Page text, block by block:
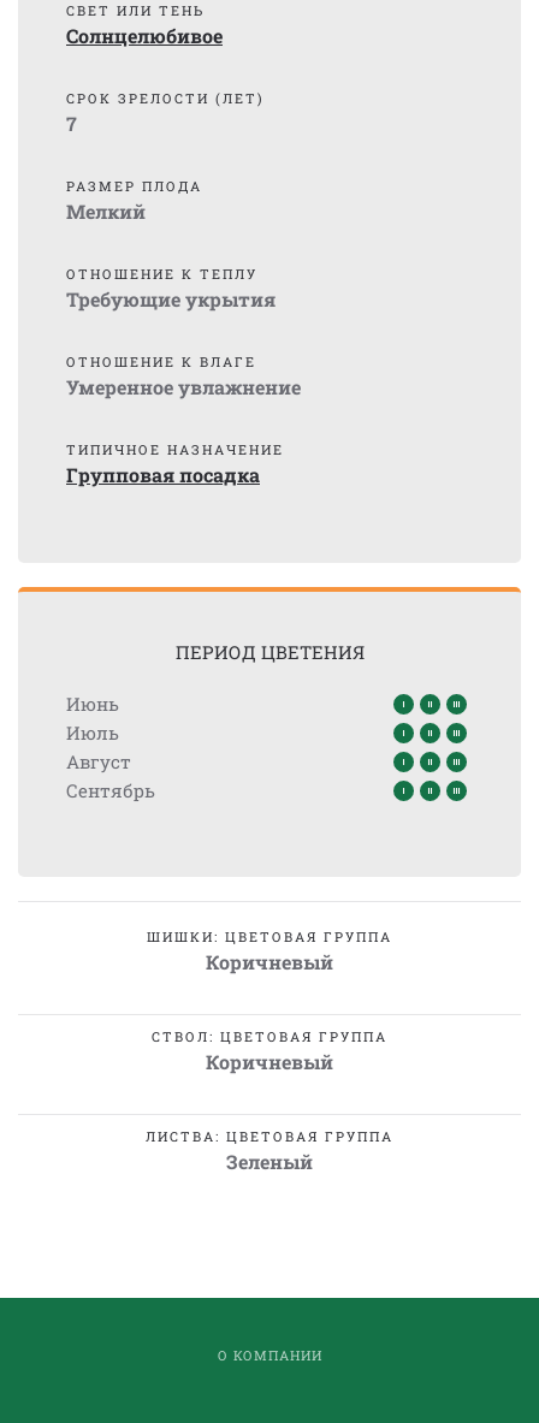
СВЕТ ИЛИ ТЕНЬ
Солнцелюбивое
СРОК ЗРЕЛОСТИ (ЛЕТ)
7
РАЗМЕР ПЛОДА
Мелкий
ОТНОШЕНИЕ К ТЕПЛУ
Требующие укрытия
ОТНОШЕНИЕ К ВЛАГЕ
Умеренное увлажнение
ТИПИЧНОЕ НАЗНАЧЕНИЕ
Групповая посадка
ПЕРИОД ЦВЕТЕНИЯ
Июнь
Июль
Август
Сентябрь
ШИШКИ: ЦВЕТОВАЯ ГРУППА
Коричневый
СТВОЛ: ЦВЕТОВАЯ ГРУППА
Коричневый
ЛИСТВА: ЦВЕТОВАЯ ГРУППА
Зеленый
О КОМПАНИИ